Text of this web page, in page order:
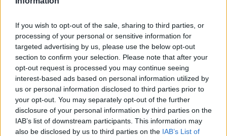
If you wish to opt-out of the sale, sharing to third parties, or
processing of your personal or sensitive information for
targeted advertising by us, please use the below opt-out
section to confirm your selection. Please note that after your
opt-out request is processed you may continue seeing
interest-based ads based on personal information utilized by
us or personal information disclosed to third parties prior to
your opt-out. You may separately opt-out of the further
disclosure of your personal information by third parties on the
IAB’s list of downstream participants. This information may
also be disclosed by us to third parties on the IAB’s List of
Η Αποκατάσταση Α.Ε. αναζητά για εργασία Νοσηλευτές και Βοηθούς Νοσηλευτές